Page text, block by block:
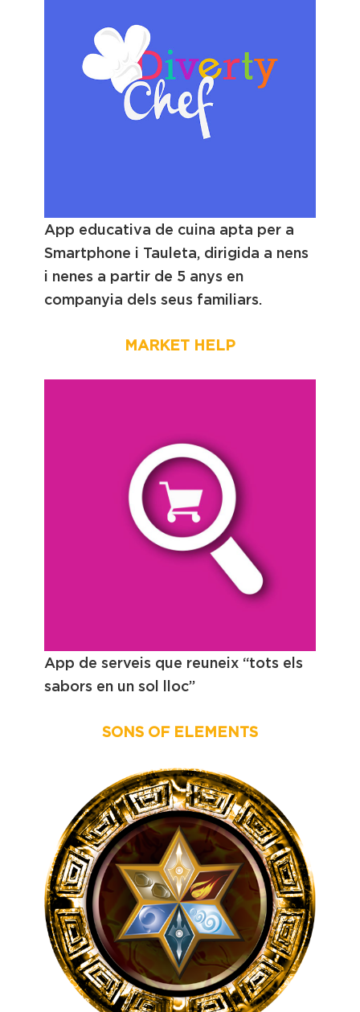
App educativa de cuina apta per a
Smartphone i Tauleta, dirigida a nens
i nenes a partir de 5 anys en
companyia dels seus familiars.
MARKET HELP
App de serveis que reuneix “tots els
sabors en un sol lloc”
SONS OF ELEMENTS